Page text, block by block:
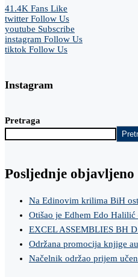
41.4K Fans Like
twitter Follow Us
youtube Subscribe
instagram Follow Us
tiktok Follow Us
Instagram
Pretraga
Posljednje objavljeno
Na Edinovim krilima BiH
Otišao je Edhem Edo
EXCEL ASSEMBLIES BH
Održana promocija knjige
Načelnik održao prijem